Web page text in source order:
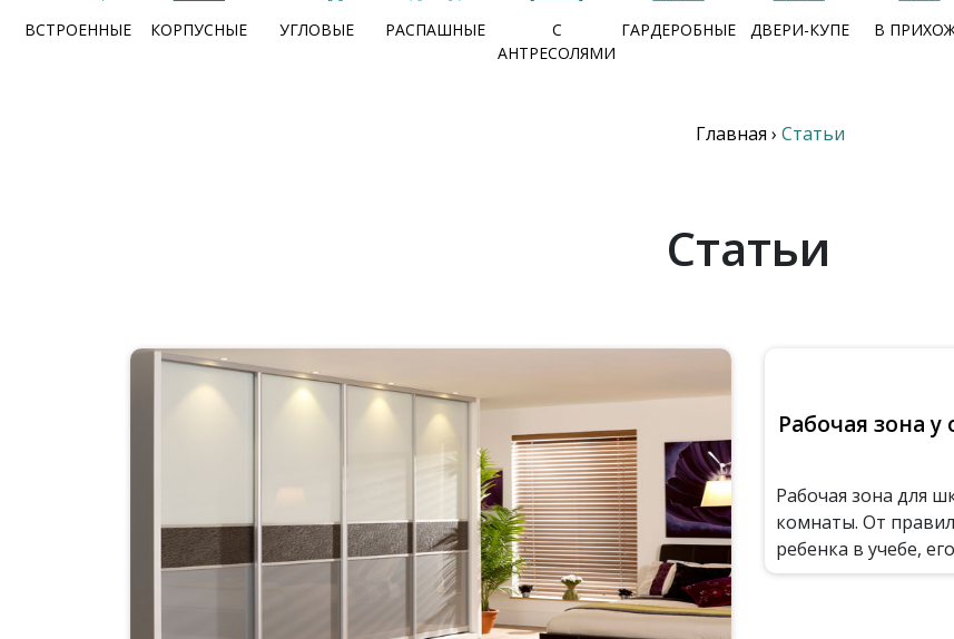
ВСТРОЕННЫЕ КОРПУСНЫЕ УГЛОВЫЕ РАСПАШНЫЕ
С
АНТРЕСОЛЯМИ
ГАРДЕРОБНЫЕ ДВЕРИ-КУПЕ В
Главная › Статьи
Статьи
Рабочая зона
Рабочая зона для
комнаты. От
ребенка в учебе,